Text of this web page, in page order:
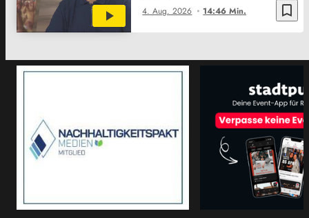
bookmark_border
4. Aug. 2026 14:46 Min.